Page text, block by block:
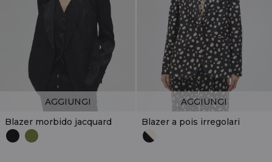
Blazer morbido jacquard
AGGIUNGI
Blazer a pois irregolari
AGGIUNGI